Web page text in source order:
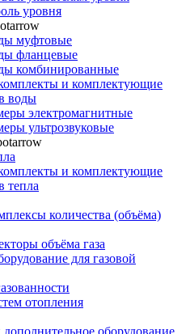
уровня
муфтовые
фланцевые
комбинированные
и комплектующие
воды
электромагнитные
ультрозвуковые
и комплектующие
тепла
количества (объёма)
объёма газа
для газовой
отопления
оборудование